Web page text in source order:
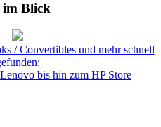
im Blick
/ Convertibles und mehr schnell
bis hin zum HP Store